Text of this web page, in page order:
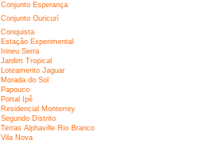
Conjunto Esperança
Conjunto Ouricurí
Conquista
Estação Experimental
Irineu Serra
Jardim Tropical
Loteamento Jaguar
Morada do Sol
Papouco
Portal Ipê
Residencial Monterrey
Segundo Distrito
Terras Alphaville Rio Branco
Vila Nova